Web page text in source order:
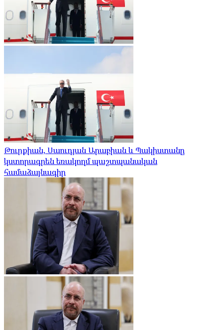
Թուրքիան, Սաուդյան Արաբիան և Պակիստանը
կստորագրեն եռակողմ պաշտպանական
համաձայնագիր